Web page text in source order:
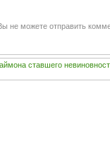
не можете отправить
ставшего